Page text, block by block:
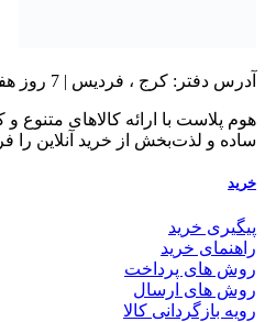
آدرس دفتر: کرج ، فردیس | 7 روز هفته، 24 ساعته
هوم پلاست با ارائه کالاهای متنوع
ساده و لذت‌بخش از خرید آنلاین را
خرید
پیگیری خرید
راهنمای خرید
روش های پرداخت
روش های ارسال
رویه بازگردانی کالا